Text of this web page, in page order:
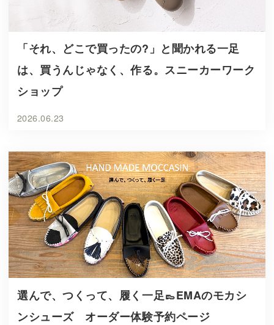
「それ、どこで買ったの?」と聞かれる一足
は、買うんじゃなく、作る。スニーカーワーク
ショップ
2026.06.23
選んで、つくって、履く一足👞EMAのモカシ
ンシューズ オーダー体験予約ページ